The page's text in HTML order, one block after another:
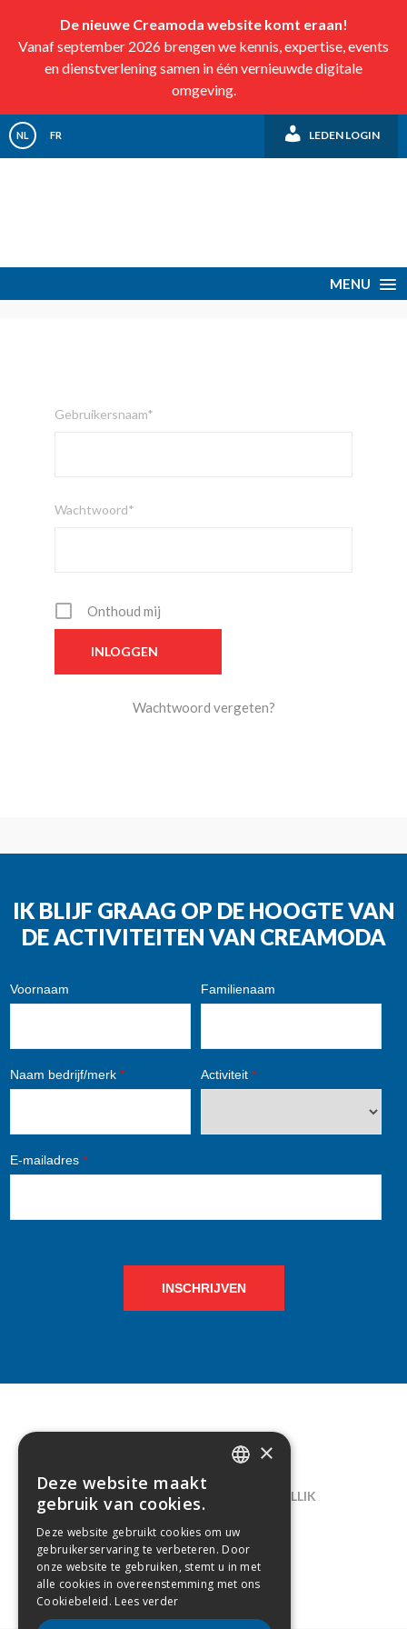
De nieuwe Creamoda website komt eraan!
Vanaf september 2026 brengen we kennis, expertise, events
en dienstverlening samen in één vernieuwde digitale
omgeving.
NL FR LEDEN LOGIN
MENU
Gebruikersnaam*
Wachtwoord*
Onthoud mij
Wachtwoord vergeten?
IK BLIJF GRAAG OP DE HOOGTE VAN
DE ACTIVITEITEN VAN CREAMODA
Voornaam Familienaam
Naam bedrijf/merk * Activiteit *
E-mailadres *
INSCHRIJVEN
CONTACT
LELIEGAARDE 22, B-1731 ZELLIK
02/238.10.11
INFO@CREAMODA.BE
BE0407.694.265
×
Deze website maakt
gebruik van cookies.
Deze website gebruikt cookies om uw
gebruikerservaring te verbeteren. Door
onze website te gebruiken, stemt u in met
alle cookies in overeenstemming met ons
Cookiebeleid. Lees verder